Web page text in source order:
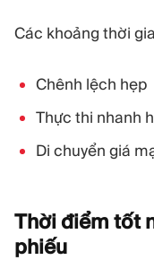
Các khoảng thời
Chênh lệch hẹp
Thực thi nhanh
Di chuyển giá
Thời điểm tốt
phiếu